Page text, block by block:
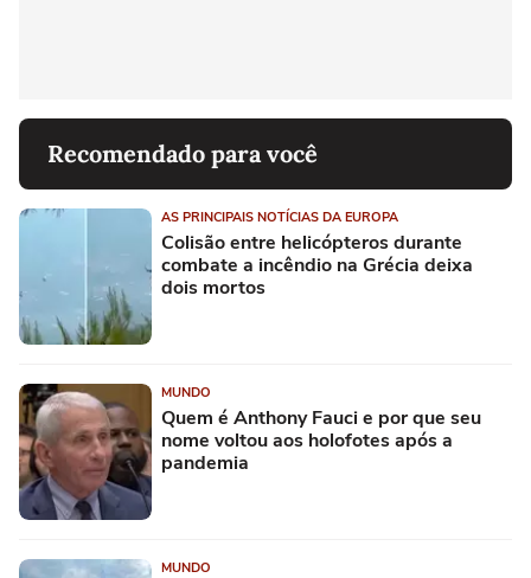
Recomendado para você
AS PRINCIPAIS NOTÍCIAS DA EUROPA
Colisão entre helicópteros durante
combate a incêndio na Grécia deixa
dois mortos
MUNDO
Quem é Anthony Fauci e por que seu
nome voltou aos holofotes após a
pandemia
MUNDO